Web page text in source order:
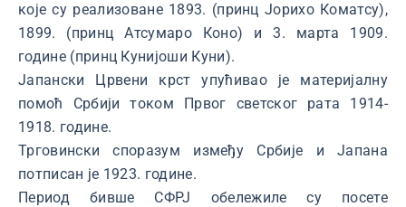
које су реализоване 1893. (принц Јорихо Коматсу),
1899. (принц Атсумаро Коно) и 3. марта 1909.
године (принц Кунијоши Куни).
Јапански Црвени крст упућивао је материјалну
помоћ Србији током Првог светског рата 1914-
1918. године.
Трговински споразум између Србије и Јапана
потписан је 1923. године.
Период бивше СФРЈ обележиле су посете